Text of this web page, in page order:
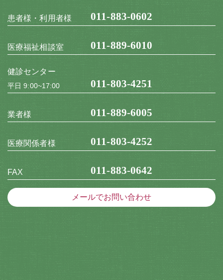
患者様・利用者様 011-883-0602
医療福祉相談室 011-889-6010
健診センター
平日 9:00~17:00 011-803-4251
業者様 011-889-6005
医療関係者様 011-803-4252
FAX 011-883-0642
メールでお問い合わせ